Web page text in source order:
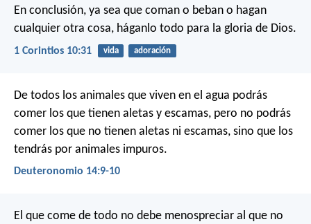
En conclusión, ya sea que coman o beban o hagan
cualquier otra cosa, háganlo todo para la gloria de Dios.
1 Corintios 10:31 vida adoración
De todos los animales que viven en el agua podrás
comer los que tienen aletas y escamas, pero no podrás
comer los que no tienen aletas ni escamas, sino que los
tendrás por animales impuros.
Deuteronomio 14:9-10
El que come de todo no debe menospreciar al que no